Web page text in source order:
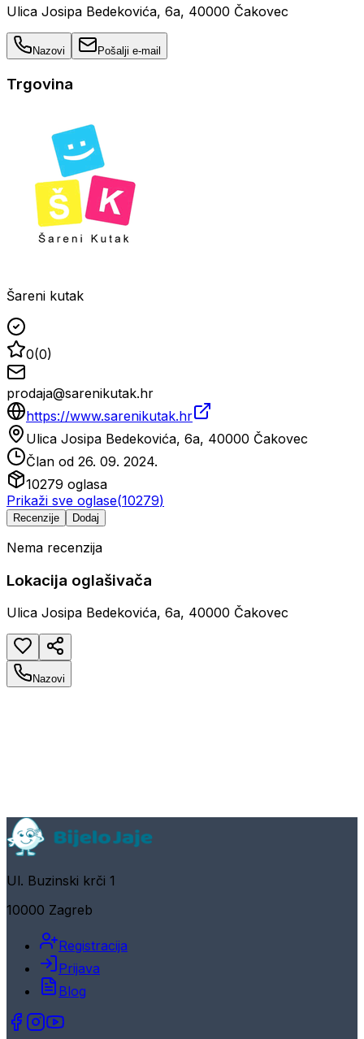
Ulica Josipa Bedekovića, 6a, 40000 Čakovec
Nazovi Pošalji e-mail
Trgovina
Šareni kutak
0(0)
prodaja@sarenikutak.hr
https://www.sarenikutak.hr
Ulica Josipa Bedekovića, 6a, 40000 Čakovec
Član od 26. 09. 2024.
10279 oglasa
Prikaži sve oglase(10279)
Recenzije Dodaj
Nema recenzija
Lokacija oglašivača
Ulica Josipa Bedekovića, 6a, 40000 Čakovec
Nazovi
Ul. Buzinski krči 1
10000 Zagreb
Registracija
Prijava
Blog